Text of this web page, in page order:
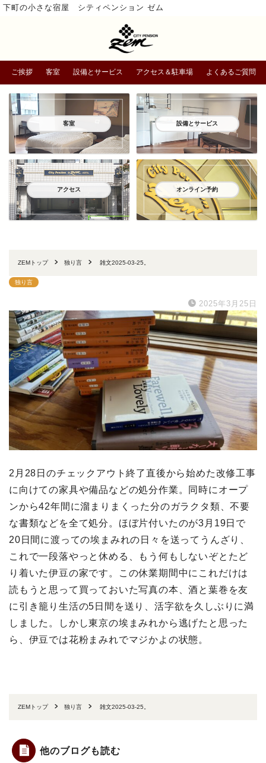
下町の小さな宿屋 シティペンション ゼム
ご挨拶 客室 設備とサービス アクセス＆駐車場 よくあるご質問
客室 設備とサービス
アクセス オンライン予約
ZEMトップ 独り言 雑文2025-03-25。
独り言
2025年3月25日
2月28日のチェックアウト終了直後から始めた改修工事
に向けての家具や備品などの処分作業。同時にオープ
ンから42年間に溜まりまくった分のガラクタ類、不要
な書類などを全て処分。ほぼ片付いたのが3月19日で
20日間に渡っての埃まみれの日々を送ってうんざり、
これで一段落やっと休める、もう何もしないぞとたど
り着いた伊豆の家です。この休業期間中にこれだけは
読もうと思って買っておいた写真の本、酒と葉巻を友
に引き籠り生活の5日間を送り、活字欲を久しぶりに満
しました。しかし東京の埃まみれから逃げたと思った
ら、伊豆では花粉まみれでマジかよの状態。
ZEMトップ 独り言 雑文2025-03-25。
他のブログも読む